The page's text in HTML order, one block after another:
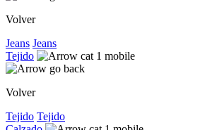
Volver
Jeans Jeans
Tejido
Volver
Tejido Tejido